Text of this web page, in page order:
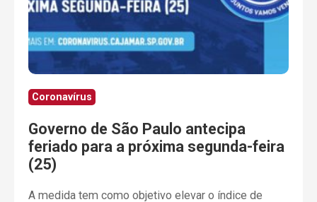
Coronavírus
Governo de São Paulo antecipa
feriado para a próxima segunda-feira
(25)
A medida tem como objetivo elevar o índice de